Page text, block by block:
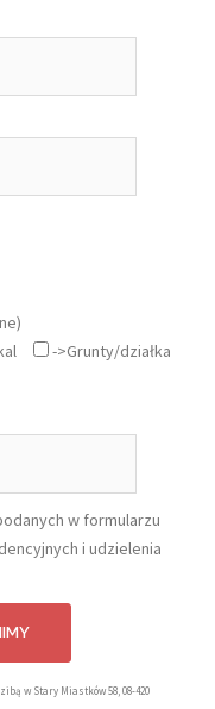
->Grunty/działka
w formularzu
i udzielenia
w Stary Miastków 58, 08-420